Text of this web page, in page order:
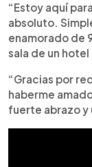
“Estoy aquí
absoluto.
enamorado de
sala de un
“Gracias por
haberme
fuerte abrazo y